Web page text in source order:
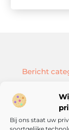
Bij ons staat uw
Onze
Bericht